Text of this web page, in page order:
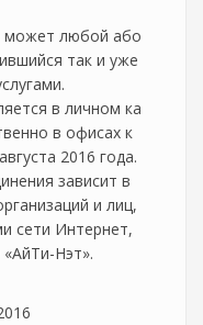
может любой або
так и уже
в личном ка
в офисах к
2016 года.
зависит в
и лиц,
сети Интернет,
Нэт».